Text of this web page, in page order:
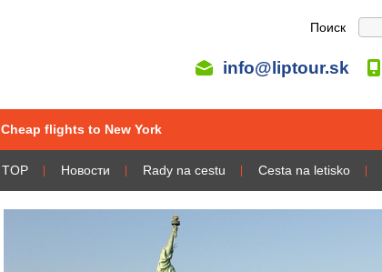
Поиск
info@liptour.sk
Cheap flights to New York
TOP Новости Rady na cestu Cesta na letisko